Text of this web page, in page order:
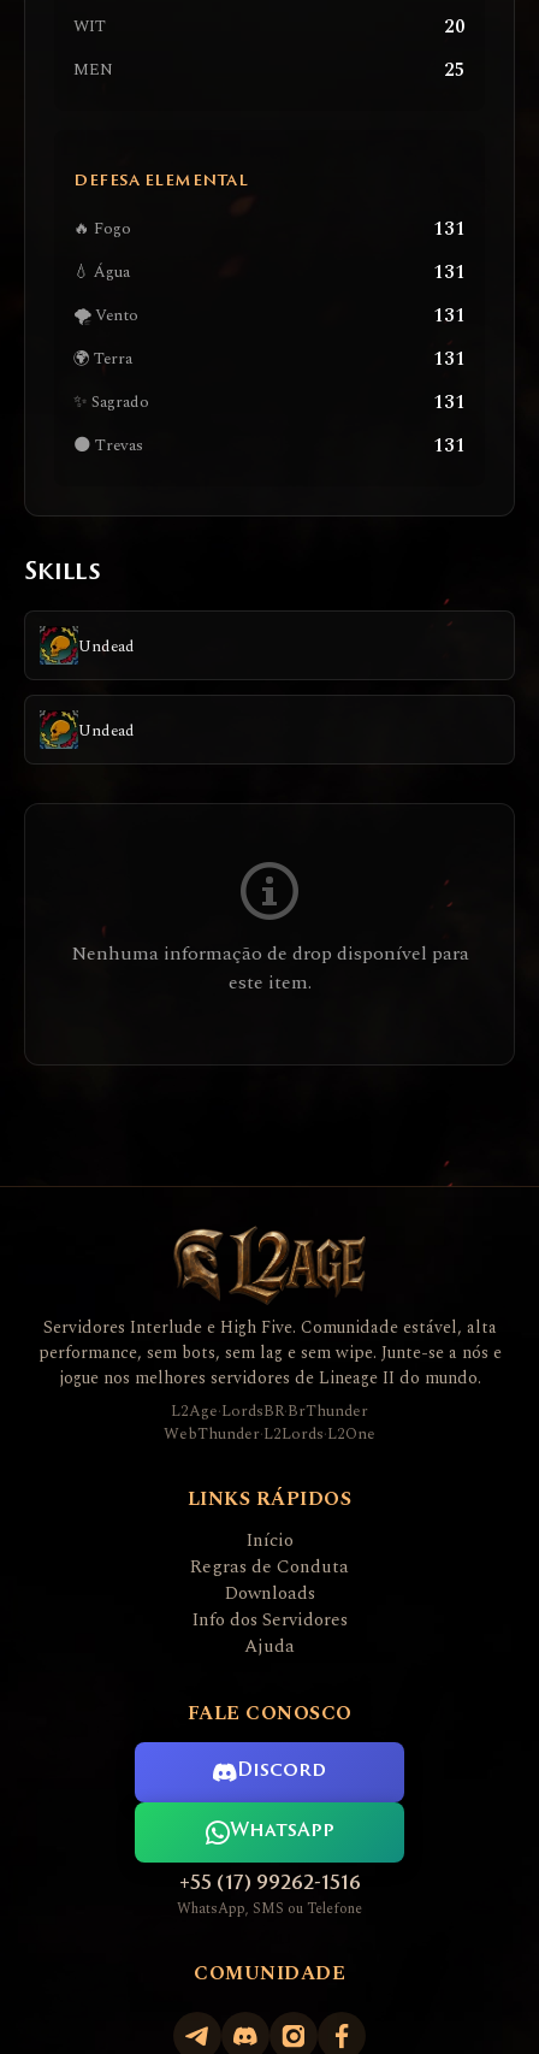
WIT 20
MEN 25
DEFESA ELEMENTAL
🔥 Fogo 131
💧 Água 131
🌪️ Vento 131
🌍 Terra 131
✨ Sagrado 131
🌑 Trevas 131
Skills
Undead
Undead
Nenhuma informação de drop disponível para
este item.
Servidores Interlude e High Five. Comunidade estável, alta
performance, sem bots, sem lag e sem wipe. Junte-se a nós e
jogue nos melhores servidores de Lineage II do mundo.
L2Age·LordsBR·BrThunder
WebThunder·L2Lords·L2One
LINKS RÁPIDOS
Início
Regras de Conduta
Downloads
Info dos Servidores
Ajuda
FALE CONOSCO
Discord
WhatsApp
+55 (17) 99262-1516
WhatsApp, SMS ou Telefone
COMUNIDADE